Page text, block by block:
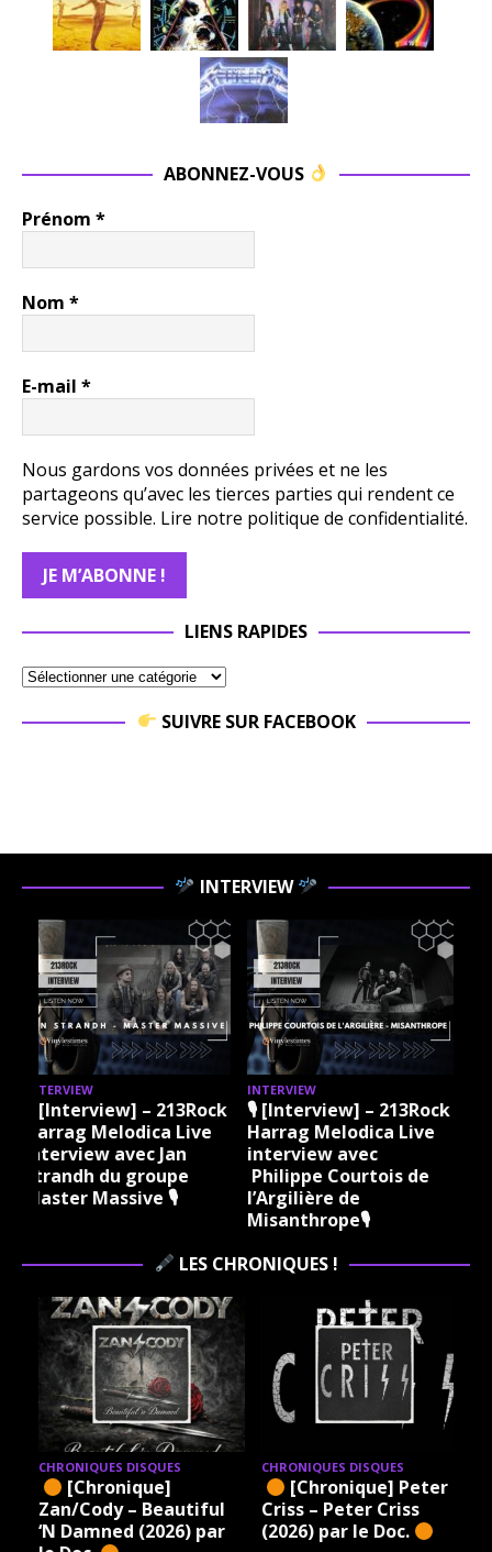
ABONNEZ-VOUS
Prénom *
Nom *
E-mail *
Nous gardons vos données privées et ne les
partageons qu’avec les tierces parties qui rendent ce
service possible. Lire notre politique de confidentialité.
LIENS RAPIDES
SUIVRE SUR FACEBOOK
INTERVIEW
INTERVIEW
🎙 [Interview] – 213Rock
Harrag Melodica Live
interview avec Jan
Strandh du groupe
Master Massive 🎙
INTERVIEW
🎙 [Interview] – 213Rock
Harrag Melodica Live
interview avec
Philippe Courtois de
l’Argilière de
Misanthrope🎙
LES CHRONIQUES !
CHRONIQUES DISQUES
[Chronique]
Zan/Cody – Beautiful
‘N Damned (2026) par
CHRONIQUES DISQUES
[Chronique] Peter
Criss – Peter Criss
(2026) par le Doc.